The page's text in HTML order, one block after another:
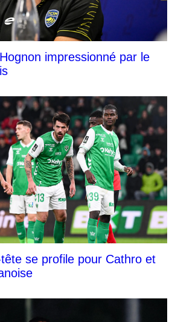
impressionné par le
se profile pour Cathro et